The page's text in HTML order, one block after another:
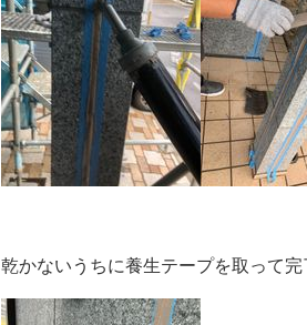
乾かないうちに養生テープを取って完